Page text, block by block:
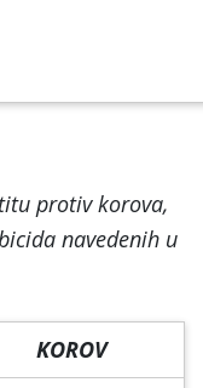
protiv korova,
navedenih u
KOROV